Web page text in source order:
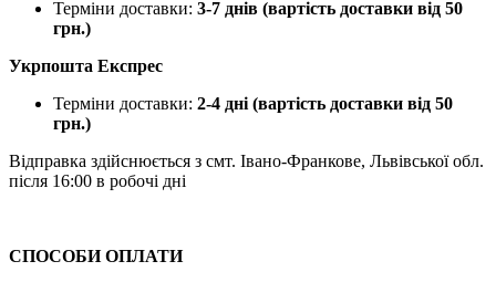
Терміни доставки: 3-7 днів (вартість доставки від 50
грн.)
Укрпошта Експрес
Терміни доставки: 2-4 дні (вартість доставки від 50
грн.)
Відправка здійснюється з смт. Івано-Франкове, Львівської обл.
після 16:00 в робочі дні
СПОСОБИ ОПЛАТИ